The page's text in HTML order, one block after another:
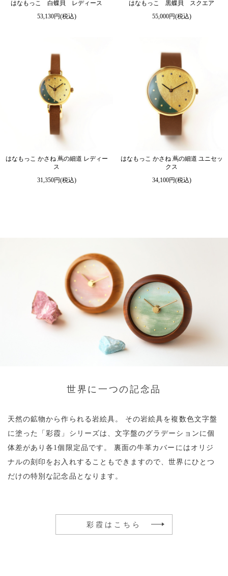
はなもっこ 白蝶貝 レディース
53,130円(税込)
はなもっこ 黒蝶貝 スクエア
55,000円(税込)
はなもっこ かさね 蔦の細道 レディー
ス
31,350円(税込)
はなもっこ かさね 蔦の細道 ユニセッ
クス
34,100円(税込)
世界に一つの記念品
天然の鉱物から作られる岩絵具。
その岩絵具を複数色文字盤
に塗った「彩霞」シリーズは、文字盤のグラデーションに個
体差があり各1個限定品です。
裏面の牛革カバーにはオリジ
ナルの刻印をお入れすることもできますので、世界にひとつ
だけの特別な記念品となります。
彩霞はこちら